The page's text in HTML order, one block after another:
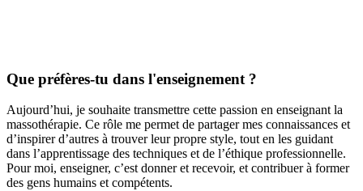
Que préfères-tu dans l'enseignement ?
Aujourd’hui, je souhaite transmettre cette passion en enseignant la
massothérapie. Ce rôle me permet de partager mes connaissances et
d’inspirer d’autres à trouver leur propre style, tout en les guidant
dans l’apprentissage des techniques et de l’éthique professionnelle.
Pour moi, enseigner, c’est donner et recevoir, et contribuer à former
des gens humains et compétents.